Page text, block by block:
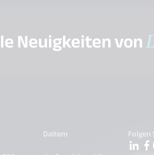
Neuigkeiten von
Daitem
Folgen